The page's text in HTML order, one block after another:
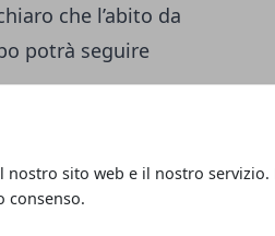
sito web e il nostro servizio.
consenso.
che l’abito da
potrà seguire
l’orario in cui è